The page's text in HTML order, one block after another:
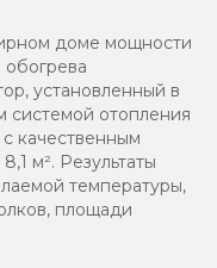
доме мощности
обогрева
установленный в
системой отопления
качественным
м². Результаты
температуры,
площади